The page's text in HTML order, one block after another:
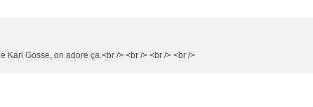
Kari Gosse, on adore ça.<br /> <br /> <br /> <br />